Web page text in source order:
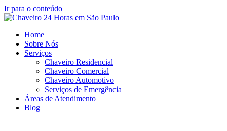
Ir para o conteúdo
Home
Sobre Nós
Serviços
Chaveiro Residencial
Chaveiro Comercial
Chaveiro Automotivo
Serviços de Emergência
Áreas de Atendimento
Blog